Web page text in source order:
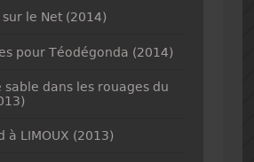
le Net (2014)
pour Téodégonda (2014)
sable dans les rouages du
à LIMOUX (2013)